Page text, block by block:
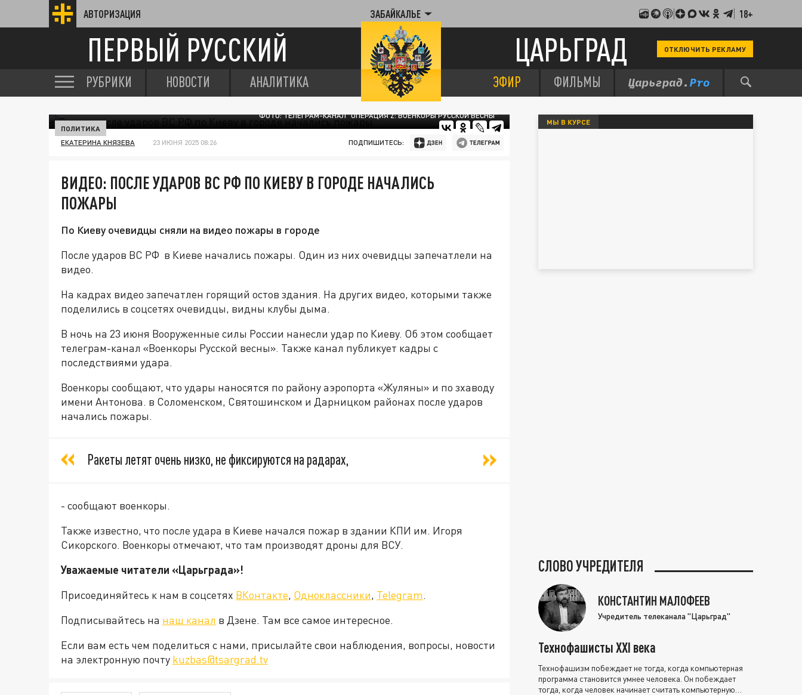
АВТОРИЗАЦИЯ ЗАБАЙКАЛЬЕ 18+
ПЕРВЫЙ РУССКИЙ ЦАРЬГРАД ОТКЛЮЧИТЬ РЕКЛАМУ
РУБРИКИ НОВОСТИ АНАЛИТИКА ЭФИР ФИЛЬМЫ
ФОТО: ТЕЛЕГРАМ-КАНАЛ "ОПЕРАЦИЯ Z: ВОЕНКОРЫ РУССКОЙ ВЕСНЫ"
ПОЛИТИКА
ЕКАТЕРИНА КНЯЗЕВА 23 ИЮНЯ 2025 08:26 ПОДПИШИТЕСЬ:
ВИДЕО: ПОСЛЕ УДАРОВ ВС РФ ПО КИЕВУ В ГОРОДЕ НАЧАЛИСЬ
ПОЖАРЫ
По Киеву очевидцы сняли на видео пожары в городе
После ударов ВС РФ в Киеве начались пожары. Один из них очевидцы запечатлели на
видео.
На кадрах видео запечатлен горящий остов здания. На других видео, которыми также
поделились в соцсетях очевидцы, видны клубы дыма.
В ночь на 23 июня Вооруженные силы России нанесли удар по Киеву. Об этом сообщает
телеграм-канал «Военкоры Русской весны». Также канал публикует кадры с
последствиями удара.
Военкоры сообщают, что удары наносятся по району аэропорта «Жуляны» и по зхаводу
имени Антонова. в Соломенском, Святошинском и Дарницком районах после ударов
начались пожары.
Ракеты летят очень низко, не фиксируются на радарах,
- сообщают военкоры.
Также известно, что после удара в Киеве начался пожар в здании КПИ им. Игоря
Сикорского. Военкоры отмечают, что там производят дроны для ВСУ.
Уважаемые читатели «Царьграда»!
Присоединяйтесь к нам в соцсетях ВКонтакте, Одноклассники, Telegram.
Подписывайтесь на наш канал в Дзене. Там все самое интересное.
Если вам есть чем поделиться с нами, присылайте свои наблюдения, вопросы, новости
на электронную почту kuzbas@tsargrad.tv
МЫ В КУРСЕ
СЛОВО УЧРЕДИТЕЛЯ
КОНСТАНТИН МАЛОФЕЕВ
Учредитель телеканала "Царьград"
Технофашисты XXI века
Технофашизм побеждает не тогда, когда компьютерная
программа становится умнее человека. Он побеждает
тогда, когда человек начинает считать компьютерную